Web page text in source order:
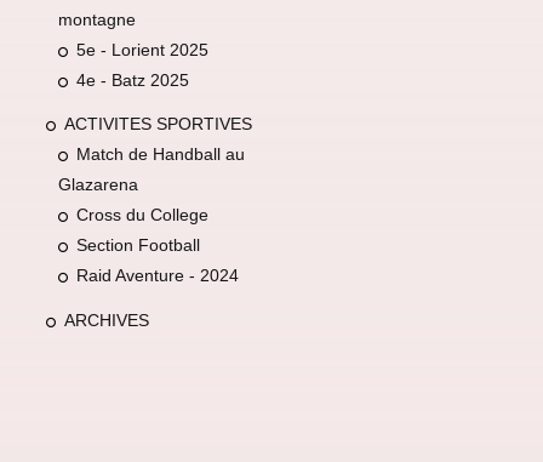
montagne
5e - Lorient 2025
4e - Batz 2025
ACTIVITES SPORTIVES
Match de Handball au
Glazarena
Cross du College
Section Football
Raid Aventure - 2024
ARCHIVES